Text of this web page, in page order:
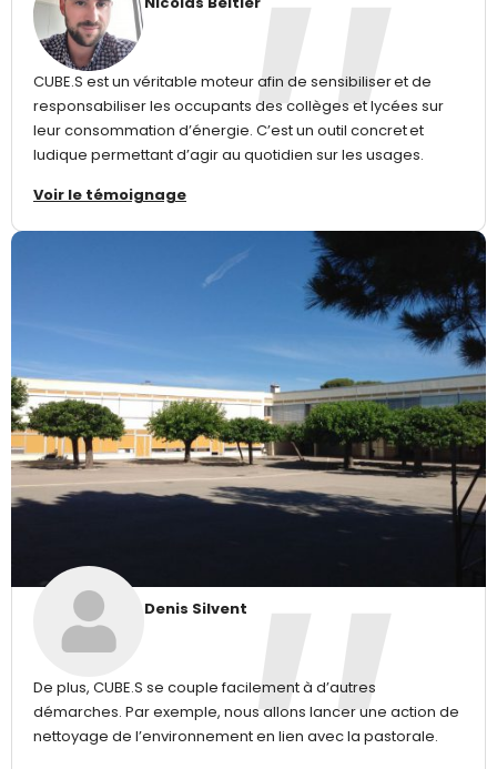
Nicolas Beltier
CUBE.S est un véritable moteur afin de sensibiliser et de
responsabiliser les occupants des collèges et lycées sur
leur consommation d’énergie. C’est un outil concret et
ludique permettant d’agir au quotidien sur les usages.
Voir le témoignage
Denis Silvent
De plus, CUBE.S se couple facilement à d’autres
démarches. Par exemple, nous allons lancer une action de
nettoyage de l’environnement en lien avec la pastorale.